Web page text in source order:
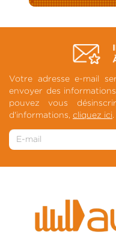
Votre adresse e-mail
envoyer des
pouvez vous
d'informations, cliquez ici.